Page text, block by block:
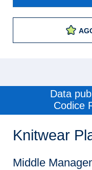
Data
Codice
Knitwear
Middle